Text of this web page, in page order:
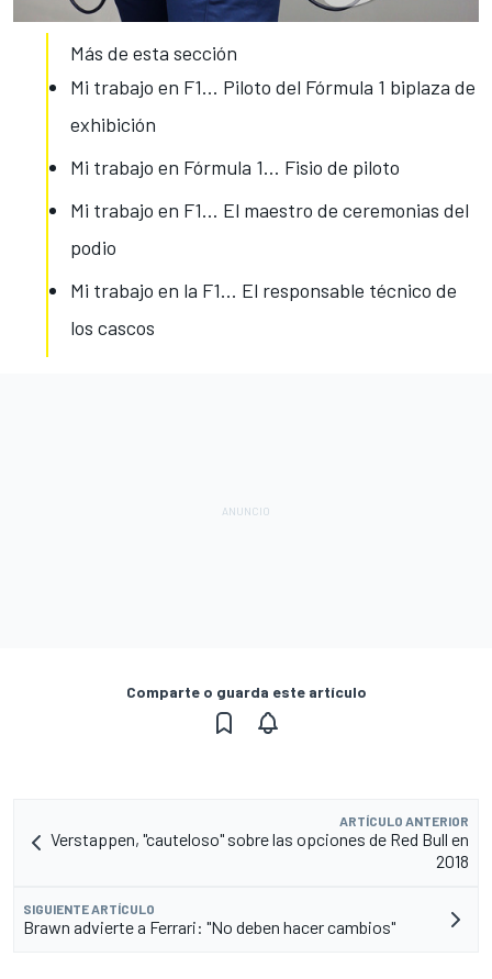
Más de esta sección
Mi trabajo en F1... Piloto del Fórmula 1 biplaza de
exhibición
Mi trabajo en Fórmula 1… Fisio de piloto
Mi trabajo en F1… El maestro de ceremonias del
podio
Mi trabajo en la F1... El responsable técnico de
los cascos
Comparte o guarda este artículo
ARTÍCULO ANTERIOR
Verstappen, "cauteloso" sobre las opciones de Red Bull en
2018
SIGUIENTE ARTÍCULO
Brawn advierte a Ferrari: "No deben hacer cambios"